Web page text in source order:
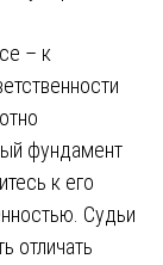
– к
фундамент
к его
Судьи
отличать